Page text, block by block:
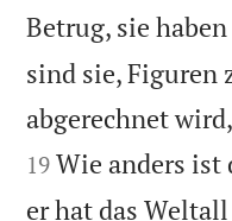
Betrug, sie
sind sie, Figuren
abgerechnet
19 Wie anders ist
er hat das